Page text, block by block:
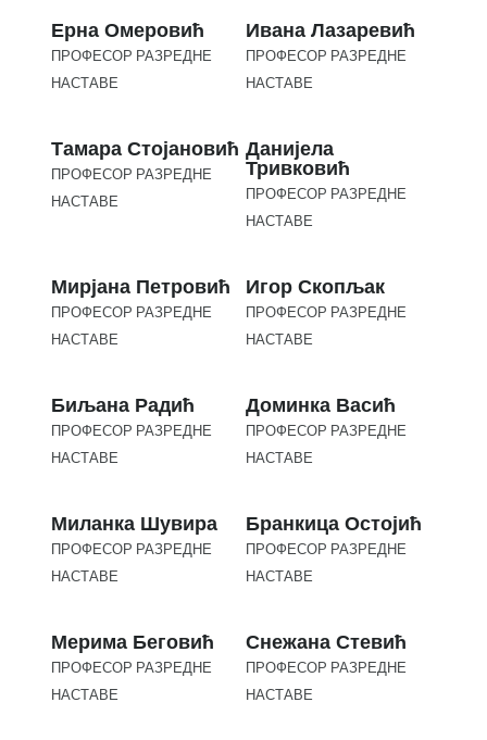
Ерна Омеровић
ПРОФЕСОР РАЗРЕДНЕ
НАСТАВЕ
Ивана Лазаревић
ПРОФЕСОР РАЗРЕДНЕ
НАСТАВЕ
Тамара Стојановић
ПРОФЕСОР РАЗРЕДНЕ
НАСТАВЕ
Данијела
Тривковић
ПРОФЕСОР РАЗРЕДНЕ
НАСТАВЕ
Мирјана Петровић
ПРОФЕСОР РАЗРЕДНЕ
НАСТАВЕ
Игор Скопљак
ПРОФЕСОР РАЗРЕДНЕ
НАСТАВЕ
Биљана Радић
ПРОФЕСОР РАЗРЕДНЕ
НАСТАВЕ
Доминка Васић
ПРОФЕСОР РАЗРЕДНЕ
НАСТАВЕ
Миланка Шувира
ПРОФЕСОР РАЗРЕДНЕ
НАСТАВЕ
Бранкица Остојић
ПРОФЕСОР РАЗРЕДНЕ
НАСТАВЕ
Мерима Беговић
ПРОФЕСОР РАЗРЕДНЕ
НАСТАВЕ
Снежана Стевић
ПРОФЕСОР РАЗРЕДНЕ
НАСТАВЕ